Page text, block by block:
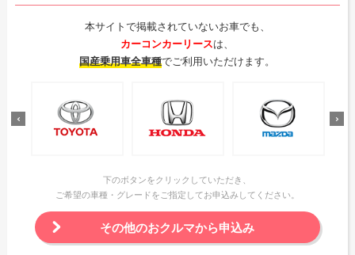
本サイトで掲載されていないお車でも、
カーコンカーリースは、
国産乗用車全車種でご利用いただけます。
下のボタンをクリックしていただき、
ご希望の車種・グレードをご指定してお申込みしてください。
その他のおクルマから申込み